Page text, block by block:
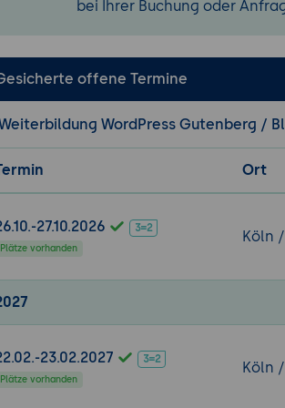
8. Workflow-
verhindern.
Block-
9. Praxis-
bei Ihrer Buchung oder
offene Termine
WordPress Gutenberg /
Ort
27.10.2026
Plätze vorhanden
Köln
23.02.2027
Plätze vorhanden
Köln